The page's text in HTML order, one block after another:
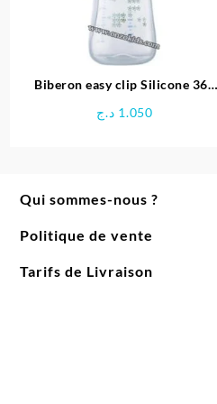
Biberon easy clip Silicone 360
1.050 د.ج
Qui sommes-nous ?
Politique de vente
Tarifs de Livraison